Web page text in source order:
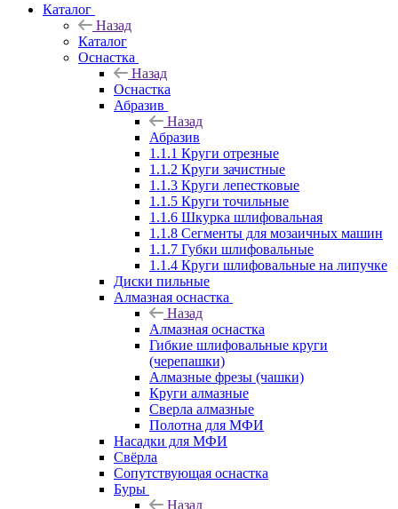
Каталог
Назад
Каталог
Оснастка
Назад
Оснастка
Абразив
Назад
Абразив
1.1.1 Круги отрезные
1.1.2 Круги зачистные
1.1.3 Круги лепестковые
1.1.5 Круги точильные
1.1.6 Шкурка шлифовальная
1.1.8 Сегменты для мозаичных машин
1.1.7 Губки шлифовальные
1.1.4 Круги шлифовальные на липучке
Диски пильные
Алмазная оснастка
Назад
Алмазная оснастка
Гибкие шлифовальные круги
(черепашки)
Алмазные фрезы (чашки)
Круги алмазные
Сверла алмазные
Полотна для МФИ
Насадки для МФИ
Свёрла
Сопутствующая оснастка
Буры
Назад